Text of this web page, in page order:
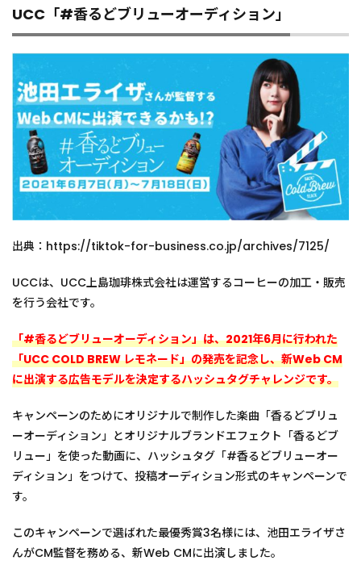
UCC「#香るどブリューオーディション」
出典：https://tiktok-for-business.co.jp/archives/7125/
UCCは、UCC上島珈琲株式会社は運営するコーヒーの加工・販売
を行う会社です。
「#香るどブリューオーディション」は、2021年6月に行われた
「UCC COLD BREW レモネード」の発売を記念し、新Web CM
に出演する広告モデルを決定するハッシュタグチャレンジです。
キャンペーンのためにオリジナルで制作した楽曲「香るどブリュ
ーオーディション」とオリジナルブランドエフェクト「香るどブ
リュー」を使った動画に、ハッシュタグ「#香るどブリューオー
ディション」をつけて、投稿オーディション形式のキャンペーンで
す。
このキャンペーンで選ばれた最優秀賞3名様には、池田エライザさ
んがCM監督を務める、新Web CMに出演しました。